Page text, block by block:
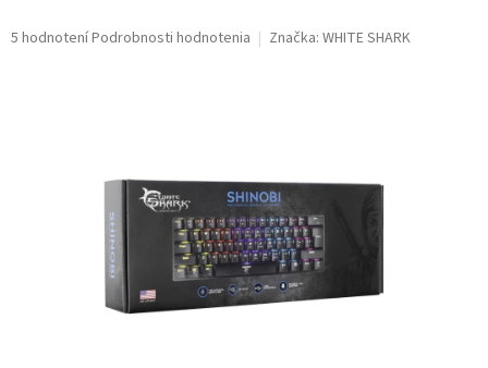
Priemerné
5 hodnoteníPodrobnosti hodnotenia Značka: WHITE SHARK